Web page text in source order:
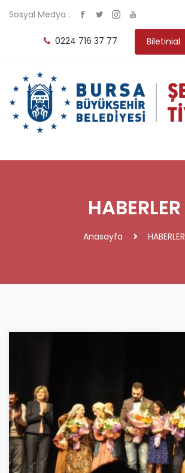
Sosyal Medya :
0224 716 37 77 Biletinial
HABERLER
Anasayfa HABERLER